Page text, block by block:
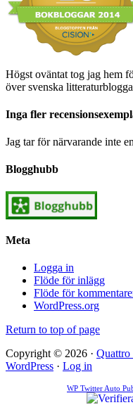
Högst oväntat tog jag hem
över svenska
Inga fler
Jag tar för närvarande inte
Blogghubb
Meta
Logga in
Flöde för inlägg
Flöde för
WordPress.org
Return to top of page
Copyright © 2026 ·
WordPress · Log in
WP Twitter Auto